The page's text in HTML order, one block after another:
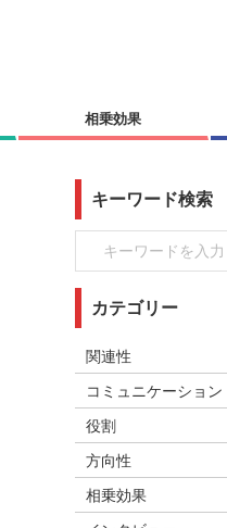
相乗効果
キーワード検索
カテゴリー
関連性
コミュニケーション
役割
方向性
相乗効果